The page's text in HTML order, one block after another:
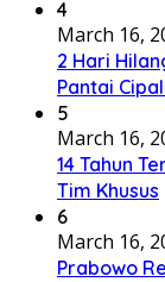
4
March 16,
2 Hari
Pantai
5
March 16,
14 Tahun
Tim Khusus
6
March 16,
Prabowo